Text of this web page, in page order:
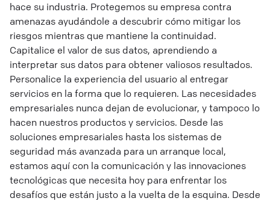
hace su industria. Protegemos su empresa contra
amenazas ayudándole a descubrir cómo mitigar los
riesgos mientras que mantiene la continuidad.
Capitalice el valor de sus datos, aprendiendo a
interpretar sus datos para obtener valiosos resultados.
Personalice la experiencia del usuario al entregar
servicios en la forma que lo requieren. Las necesidades
empresariales nunca dejan de evolucionar, y tampoco lo
hacen nuestros productos y servicios. Desde las
soluciones empresariales hasta los sistemas de
seguridad más avanzada para un arranque local,
estamos aquí con la comunicación y las innovaciones
tecnológicas que necesita hoy para enfrentar los
desafíos que están justo a la vuelta de la esquina. Desde